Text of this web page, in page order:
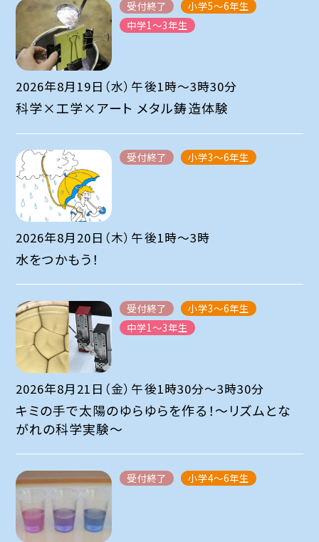
受付終了
小学5～6年生
中学1～3年生
2026年8月19日（水）午後1時～3時30分
科学×工学×アート メタル鋳造体験
受付終了 小学3～6年生
2026年8月20日（木）午後1時～3時
水をつかもう！
受付終了
小学3～6年生
中学1～3年生
2026年8月21日（金）午後1時30分～3時30分
キミの手で太陽のゆらゆらを作る！～リズムとな
がれの科学実験～
受付終了 小学4～6年生